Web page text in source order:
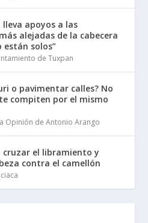
apoyos a las
alejadas de la cabecera
están solos”
de Tuxpan
o pavimentar calles? No
compiten por el mismo
Opinión de Antonio Arango
cruzar el libramiento y
contra el camellón